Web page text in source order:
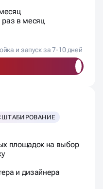
в месяц
и запуск за 7-10 дней
площадок на выбор
и дизайнера